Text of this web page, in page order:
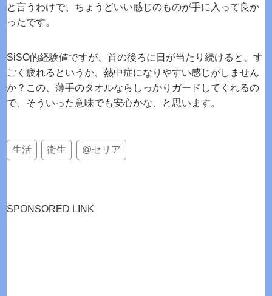
と言うわけで、ちょうどいい感じのものが手に入って良か
ったです。
SiSO的経験値ですが、首の後ろに日が当たり続けると、す
ごく疲れるというか、熱中症になりやすい感じがしません
か？この、薄手のタオルならしっかりガードしてくれるの
で、そういった意味でも安心かな、と思います。
生活 衛生 @セリア
SPONSORED LINK